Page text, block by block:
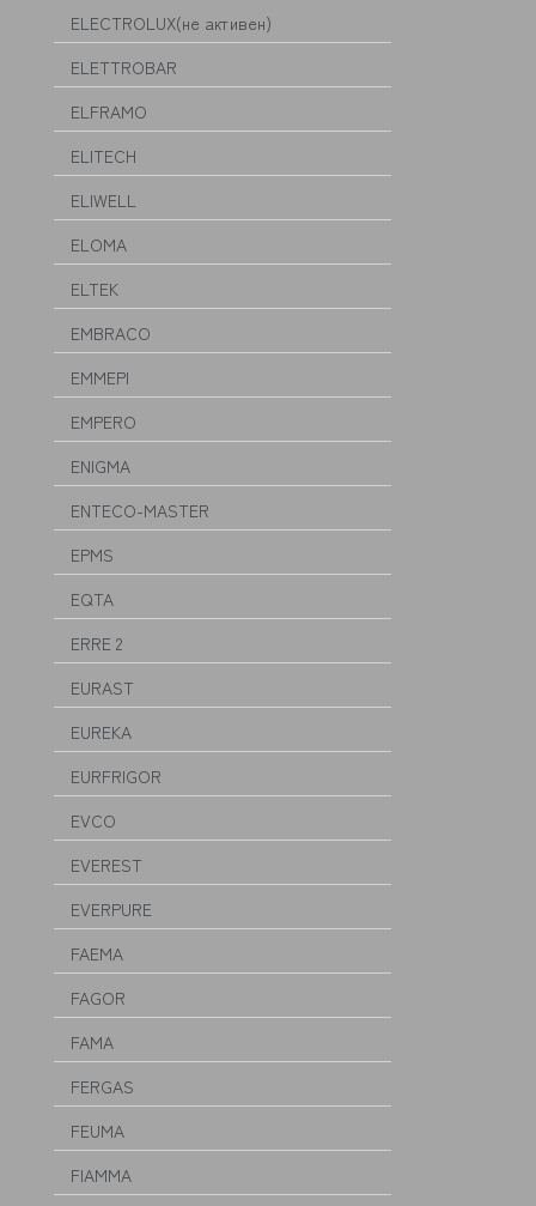
ELECTROLUX(не активен)
ELETTROBAR
ELFRAMO
ELITECH
ELIWELL
ELOMA
ELTEK
EMBRACO
EMMEPI
EMPERO
ENIGMA
ENTECO-MASTER
EPMS
EQTA
ERRE 2
EURAST
EUREKA
EURFRIGOR
EVCO
EVEREST
EVERPURE
FAEMA
FAGOR
FAMA
FERGAS
FEUMA
FIAMMA